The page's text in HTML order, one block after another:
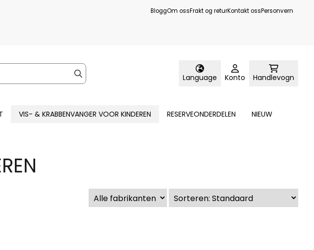
BloggOm ossFrakt og returKontakt ossPersonvern
Language Konto Handlevogn
VIS- & KRABBENVANGER VOOR KINDEREN RESERVEONDERDELEN NIEUW